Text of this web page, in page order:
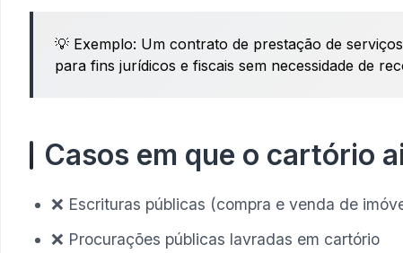
💡 Exemplo: Um contrato de prestação de
para fins jurídicos e fiscais sem necessidade de
Casos em que o cartório
❌ Escrituras públicas (compra e venda de
❌ Procurações públicas lavradas em cartório